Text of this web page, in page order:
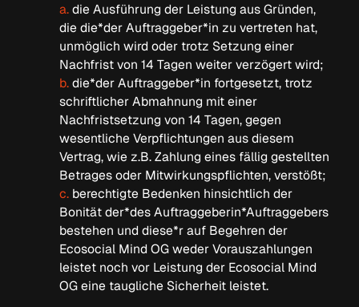
a.die Ausführung der Leistung aus Gründen,
die die*der Auftraggeber*in zu vertreten hat,
unmöglich wird oder trotz Setzung einer
Nachfrist von 14 Tagen weiter verzögert wird;
b.die*der Auftraggeber*in fortgesetzt, trotz
schriftlicher Abmahnung mit einer
Nachfristsetzung von 14 Tagen, gegen
wesentliche Verpflichtungen aus diesem
Vertrag, wie z.B. Zahlung eines fällig gestellten
Betrages oder Mitwirkungspflichten, verstößt;
c.berechtigte Bedenken hinsichtlich der
Bonität der*des Auftraggeberin*Auftraggebers
bestehen und diese*r auf Begehren der
Ecosocial Mind OG weder Vorauszahlungen
leistet noch vor Leistung der Ecosocial Mind
OG eine taugliche Sicherheit leistet.